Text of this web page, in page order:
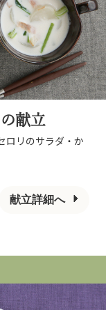
献立
ロリのサラダ・か
献立詳細へ